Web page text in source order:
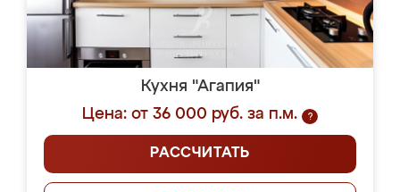
Кухня "Агапия"
Цена: от 36 000 руб. за п.м.
?
РАССЧИТАТЬ